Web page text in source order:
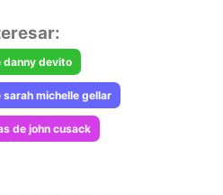
danny devito
michelle gellar
de john cusack